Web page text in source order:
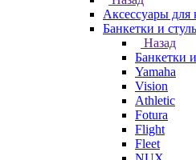
Аксессуары
Банкетки и
Назад
Банкетки
Yamaha
Vision
Athletic
Fotura
Flight
Fleet